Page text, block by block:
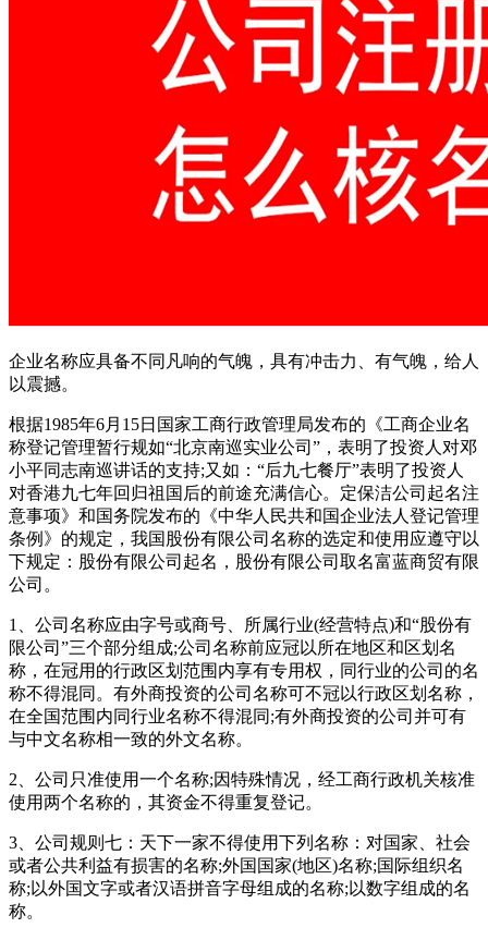
企业名称应具备不同凡响的气魄，具有冲击力、有气魄，给人
以震撼。
根据1985年6月15日国家工商行政管理局发布的《工商企业名
称登记管理暂行规如“北京南巡实业公司”，表明了投资人对邓
小平同志南巡讲话的支持;又如：“后九七餐厅”表明了投资人
对香港九七年回归祖国后的前途充满信心。定保洁公司起名注
意事项》和国务院发布的《中华人民共和国企业法人登记管理
条例》的规定，我国股份有限公司名称的选定和使用应遵守以
下规定：股份有限公司起名，股份有限公司取名富蓝商贸有限
公司。
1、公司名称应由字号或商号、所属行业(经营特点)和“股份有
限公司”三个部分组成;公司名称前应冠以所在地区和区划名
称，在冠用的行政区划范围内享有专用权，同行业的公司的名
称不得混同。有外商投资的公司名称可不冠以行政区划名称，
在全国范围内同行业名称不得混同;有外商投资的公司并可有
与中文名称相一致的外文名称。
2、公司只准使用一个名称;因特殊情况，经工商行政机关核准
使用两个名称的，其资金不得重复登记。
3、公司规则七：天下一家不得使用下列名称：对国家、社会
或者公共利益有损害的名称;外国国家(地区)名称;国际组织名
称;以外国文字或者汉语拼音字母组成的名称;以数字组成的名
称。